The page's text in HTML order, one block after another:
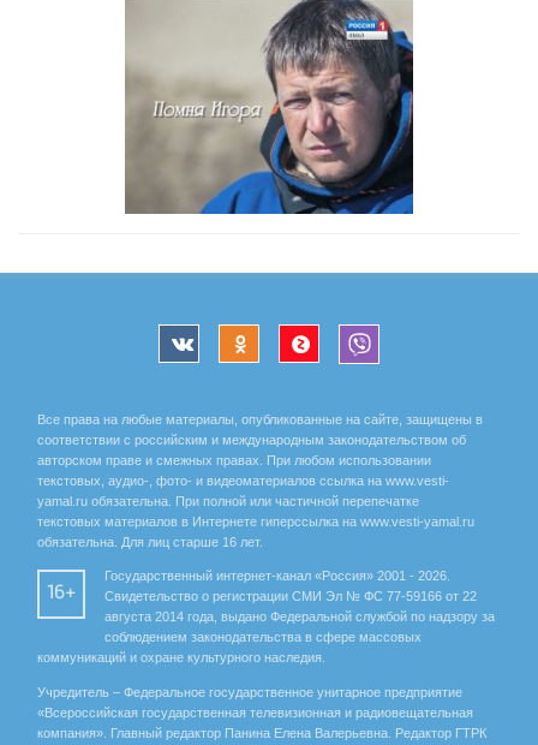
Все права на любые материалы, опубликованные на сайте, защищены в
соответствии с российским и международным законодательством об
авторском праве и смежных правах. При любом использовании
текстовых, аудио-, фото- и видеоматериалов ссылка на www.vesti-
yamal.ru обязательна. При полной или частичной перепечатке
текстовых материалов в Интернете гиперссылка на www.vesti-yamal.ru
обязательна. Для лиц старше 16 лет.
16+
Государственный интернет-канал «Россия» 2001 - 2026.
Свидетельство о регистрации СМИ Эл № ФС 77-59166 от 22
августа 2014 года, выдано Федеральной службой по надзору за
соблюдением законодательства в сфере массовых
коммуникаций и охране культурного наследия.
Учредитель – Федеральное государственное унитарное предприятие
«Всероссийская государственная телевизионная и радиовещательная
компания». Главный редактор Панина Елена Валерьевна. Редактор ГТРК